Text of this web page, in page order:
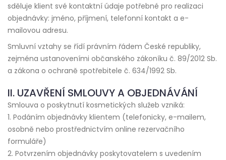
sděluje klient své kontaktní údaje potřebné pro realizaci
objednávky: jméno, příjmení, telefonní kontakt a e-
mailovou adresu.
Smluvní vztahy se řídí právním řádem České republiky,
zejména ustanoveními občanského zákoníku č. 89/2012 Sb.
a zákona o ochraně spotřebitele č. 634/1992 Sb.
II. UZAVŘENÍ SMLOUVY A OBJEDNÁVÁNÍ
Smlouva o poskytnutí kosmetických služeb vzniká:
1. Podáním objednávky klientem (telefonicky, e-mailem,
osobně nebo prostřednictvím online rezervačního
formuláře)
2. Potvrzením objednávky poskytovatelem s uvedením